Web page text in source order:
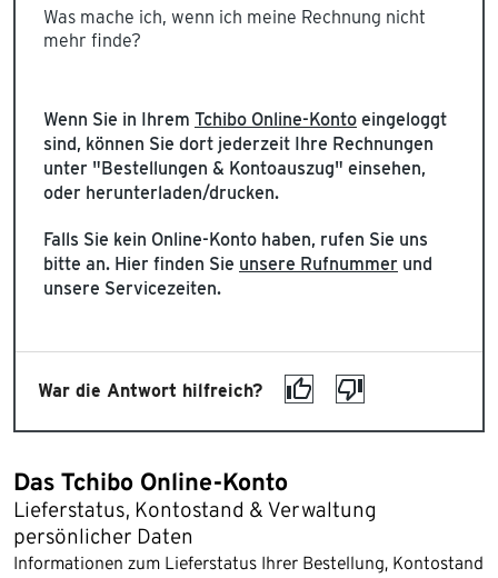
Was mache ich, wenn ich meine Rechnung nicht
mehr finde?
Wenn Sie in Ihrem Tchibo Online-Konto eingeloggt
sind, können Sie dort jederzeit Ihre Rechnungen
unter "Bestellungen & Kontoauszug" einsehen,
oder herunterladen/drucken.
Falls Sie kein Online-Konto haben, rufen Sie uns
bitte an. Hier finden Sie unsere Rufnummer und
unsere Servicezeiten.
War die Antwort hilfreich?
Das Tchibo Online-Konto
Lieferstatus, Kontostand & Verwaltung
persönlicher Daten
Informationen zum Lieferstatus Ihrer Bestellung, Kontostand